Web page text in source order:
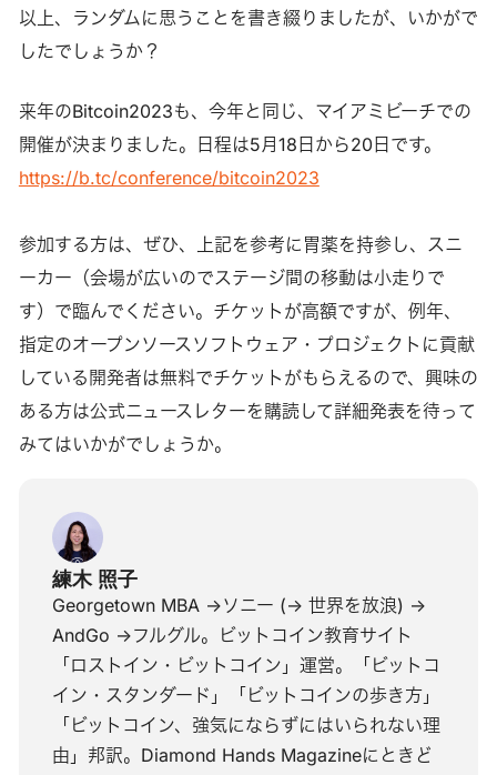
以上、ランダムに思うことを書き綴りましたが、いかがで
したでしょうか？
来年のBitcoin2023も、今年と同じ、マイアミビーチでの
開催が決まりました。日程は5月18日から20日です。
https://b.tc/conference/bitcoin2023
参加する方は、ぜひ、上記を参考に胃薬を持参し、スニ
ーカー（会場が広いのでステージ間の移動は小走りで
す）で臨んでください。チケットが高額ですが、例年、
指定のオープンソースソフトウェア・プロジェクトに貢献
している開発者は無料でチケットがもらえるので、興味の
ある方は公式ニュースレターを購読して詳細発表を待って
みてはいかがでしょうか。
練木 照子
Georgetown MBA ->ソニー (-> 世界を放浪) ->
AndGo ->フルグル。ビットコイン教育サイト
「ロストイン・ビットコイン」運営。「ビットコ
イン・スタンダード」「ビットコインの歩き方」
「ビットコイン、強気にならずにはいられない理
由」邦訳。Diamond Hands Magazineにときど